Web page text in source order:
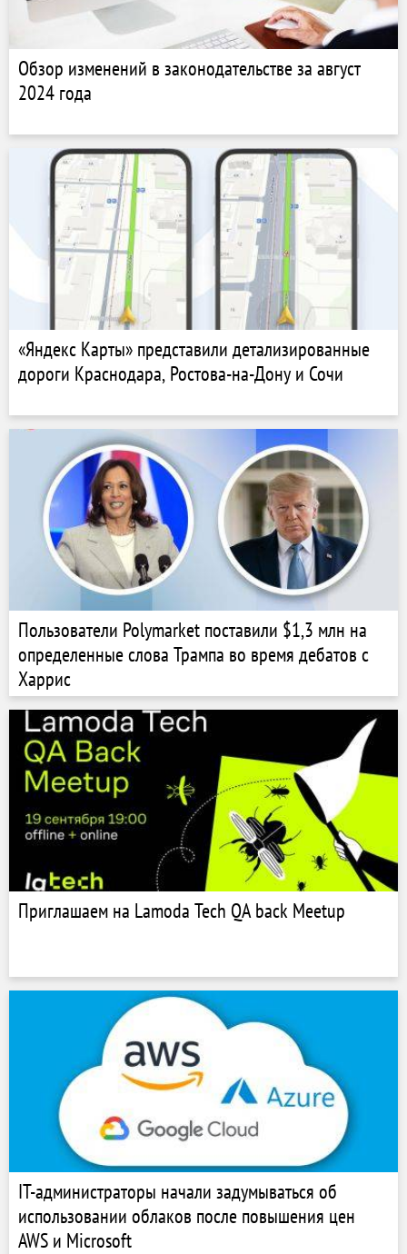
Обзор изменений в законодательстве за август
2024 года
«Яндекс Карты» представили детализированные
дороги Краснодара, Ростова-на-Дону и Сочи
Пользователи Polymarket поставили $1,3 млн на
определенные слова Трампа во время дебатов с
Харрис
Приглашаем на Lamoda Tech QA back Meetup
IT-администраторы начали задумываться об
использовании облаков после повышения цен
AWS и Microsoft